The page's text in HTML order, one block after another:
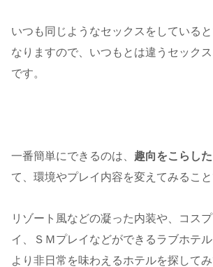
いつも同じようなセックスをしている
なりますので、いつもとは違うセック
です。
一番簡単にできるのは、 趣向をこらし
て、環境やプレイ内容を変えてみること
リゾート風などの凝った内装や、コス
イ、ＳＭプレイなどができるラブホテル
より非日常を味わえるホテルを探して